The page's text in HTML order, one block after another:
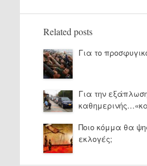
Related posts
Για το
Για την
Ποιο κόμμα θα
εκλογές;